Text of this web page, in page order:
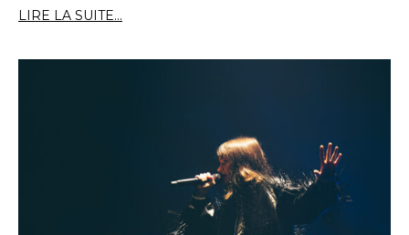
LIRE LA SUITE...